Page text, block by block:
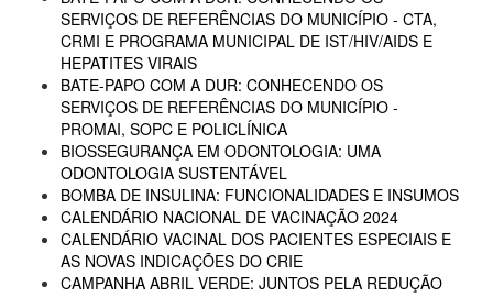
SERVIÇOS DE REFERÊNCIAS DO MUNICÍPIO - CTA,
CRMI E PROGRAMA MUNICIPAL DE IST/HIV/AIDS E
HEPATITES VIRAIS
BATE-PAPO COM A DUR: CONHECENDO OS
SERVIÇOS DE REFERÊNCIAS DO MUNICÍPIO -
PROMAI, SOPC E POLICLÍNICA
BIOSSEGURANÇA EM ODONTOLOGIA: UMA
ODONTOLOGIA SUSTENTÁVEL
BOMBA DE INSULINA: FUNCIONALIDADES E INSUMOS
CALENDÁRIO NACIONAL DE VACINAÇÃO 2024
CALENDÁRIO VACINAL DOS PACIENTES ESPECIAIS E
AS NOVAS INDICAÇÕES DO CRIE
CAMPANHA ABRIL VERDE: JUNTOS PELA REDUÇÃO